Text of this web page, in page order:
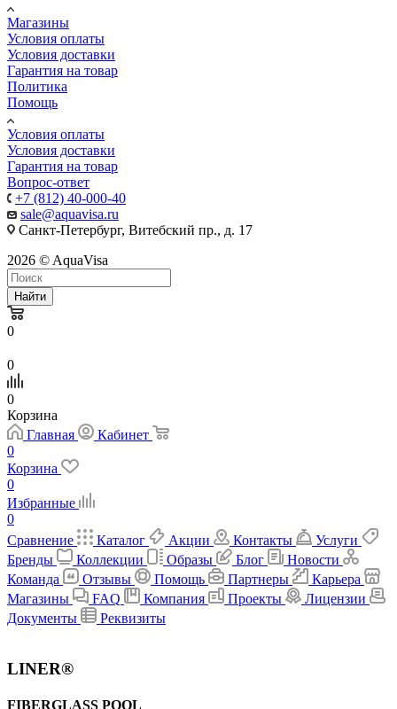
Магазины
Условия оплаты
Условия доставки
Гарантия на товар
Политика
Помощь
Условия оплаты
Условия доставки
Гарантия на товар
Вопрос-ответ
+7 (812) 40-000-40
sale@aquavisa.ru
Санкт-Петербург, Витебский пр., д. 17
2026 © AquaVisa
Найти
0
0
0
Корзина
Главная
Кабинет
0
Корзина
0
Избранные
0
Сравнение
Каталог Акции Контакты
Услуги
Бренды
Коллекции Образы Блог
Новости
Команда
Отзывы Помощь Партнеры
Карьера
Магазины
FAQ Компания Проекты
Лицензии
Документы
Реквизиты
LINER®
FIBERGLASS POOL